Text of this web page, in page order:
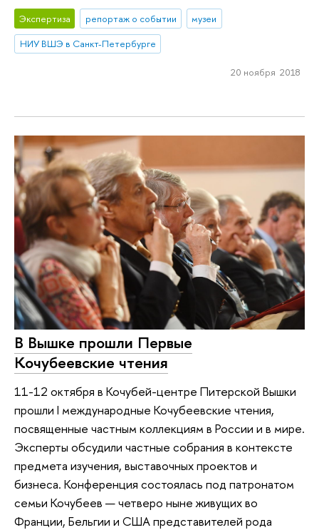
Экспертиза репортаж о событии
музеи
НИУ ВШЭ в Санкт-Петербурге
20 ноября 2018
В Вышке прошли Первые
Кочубеевские чтения
11-12 октября в Кочубей-центре Питерской Вышки
прошли I международные Кочубеевские чтения,
посвященные частным коллекциям в России и в мире.
Эксперты обсудили частные собрания в контексте
предмета изучения, выставочных проектов и
бизнеса. Конференция состоялась под патронатом
семьи Кочубеев — четверо ныне живущих во
Франции, Бельгии и США представителей рода